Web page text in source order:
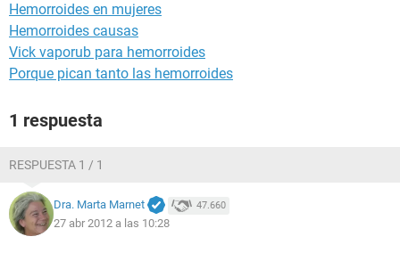
Hemorroides en mujeres
Hemorroides causas
Vick vaporub para hemorroides
Porque pican tanto las hemorroides
1 respuesta
RESPUESTA 1 / 1
Dra. Marta Marnet 47.660
27 abr 2012 a las 10:28